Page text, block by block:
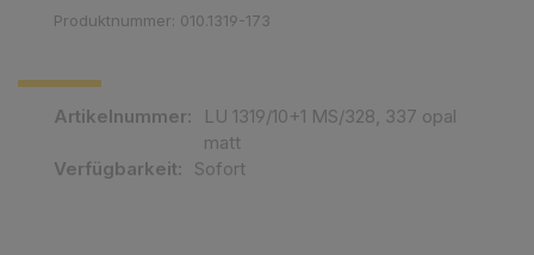
Artikelnummer:
LU 1319/10+1 MS/328, 337 opal
matt
Verfügbarkeit:
Sofort
Produktnummer: 010.1319-173